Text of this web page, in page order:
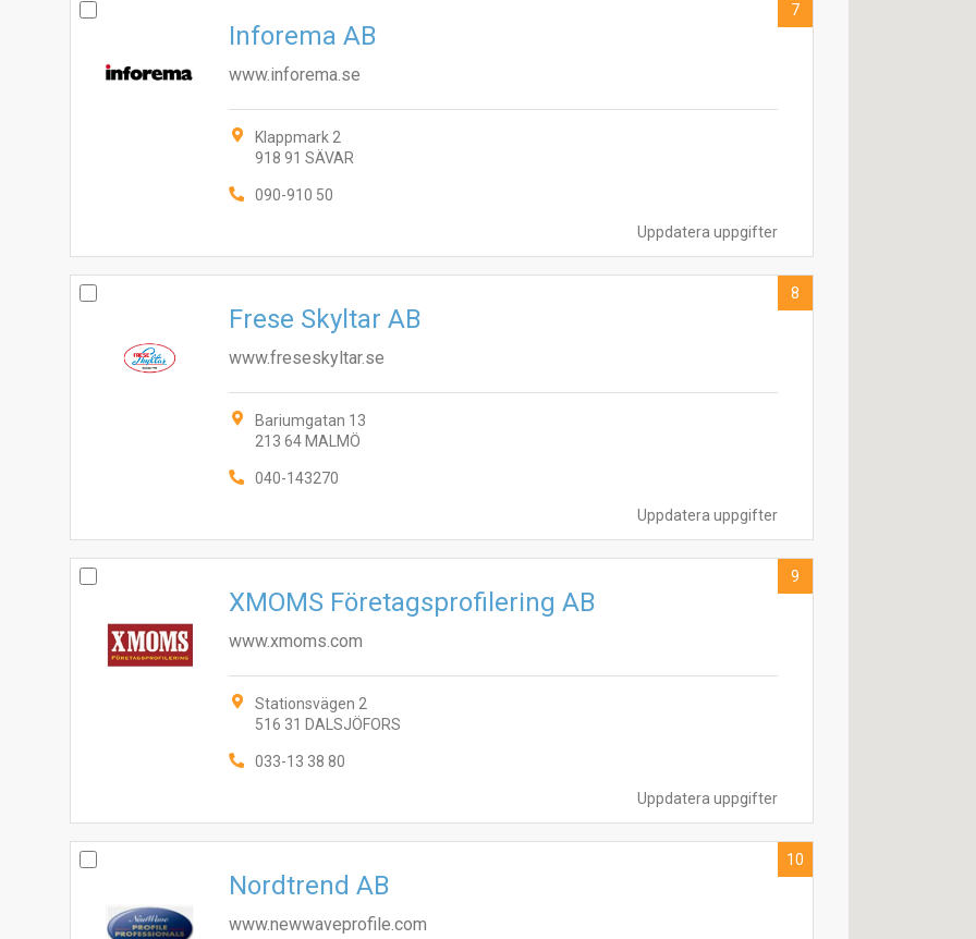
Uppdatera uppgifter
Inforema AB
www.inforema.se
Klappmark 2
918 91 SÄVAR
090-910 50
7
Uppdatera uppgifter
Frese Skyltar AB
www.freseskyltar.se
Bariumgatan 13
213 64 MALMÖ
040-143270
8
Uppdatera uppgifter
XMOMS Företagsprofilering AB
www.xmoms.com
Stationsvägen 2
516 31 DALSJÖFORS
033-13 38 80
9
Nordtrend AB
www.newwaveprofile.com
10